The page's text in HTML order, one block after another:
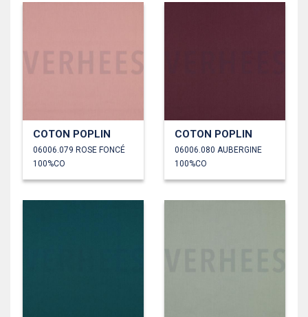
COTON POPLIN
06006.079 ROSE FONCÉ
100%CO
COTON POPLIN
06006.080 AUBERGINE
100%CO